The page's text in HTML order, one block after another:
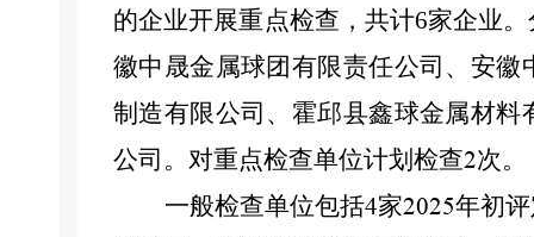
的企业开展重点检查， 共计6家企业。
徽中晟金属球团有限责任公司 、 安徽
制造有限公司、霍邱县鑫球金属材料
公司 。 对重点检查单位计划检查2次。
一般检查单位包括4家2025年初